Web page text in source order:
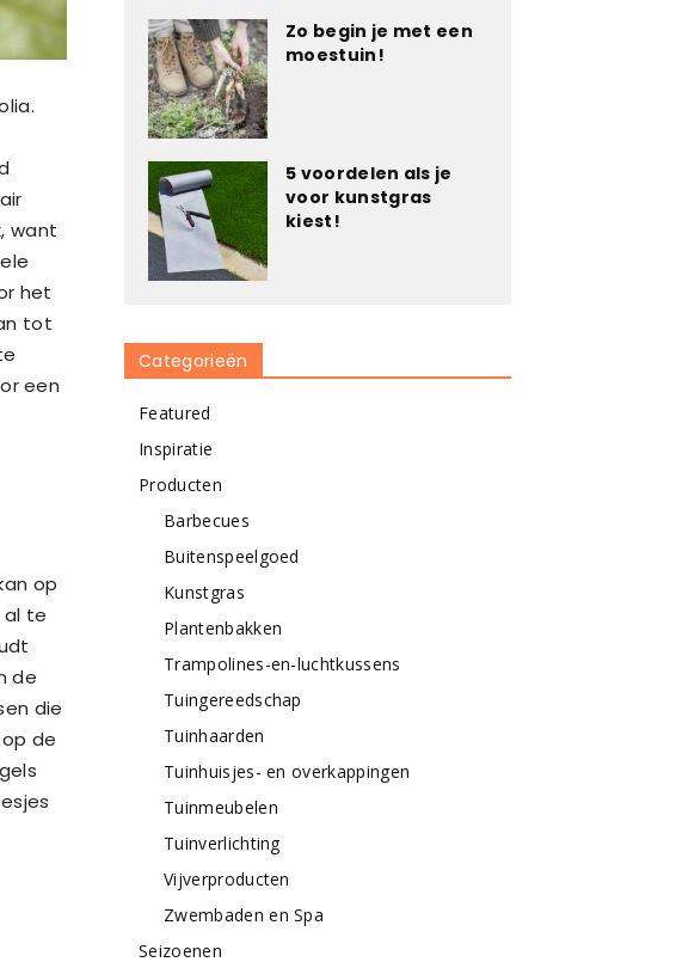
want
het
tot
een
op
al te
de
die
de
Zo begin je met een
moestuin!
5 voordelen als je
voor kunstgras
kiest!
Categorieën
Featured
Inspiratie
Producten
Barbecues
Buitenspeelgoed
Kunstgras
Plantenbakken
Trampolines-en-luchtkussens
Tuingereedschap
Tuinhaarden
Tuinhuisjes- en overkappingen
Tuinmeubelen
Tuinverlichting
Vijverproducten
Zwembaden en Spa
Seizoenen